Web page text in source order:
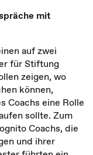
mit
auf zwei
für Stiftung
zeigen, wo
können,
Coachs eine Rolle
sollte. Zum
Coachs, die
und ihrer